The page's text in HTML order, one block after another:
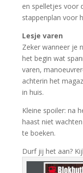
en spelletjes voor
stappenplan voor
Lesje varen
Zeker wanneer je
het begin wat
varen,
achterin het
in huis.
Kleine spoiler: na
haast niet
te boeken.
Durf jij het aan?